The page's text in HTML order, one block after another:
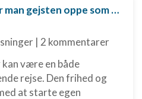
Hvordan holder man gejsten oppe som ny iværksætter?
| 2 kommentarer
være en både
rejse. Den frihed og
at starte egen